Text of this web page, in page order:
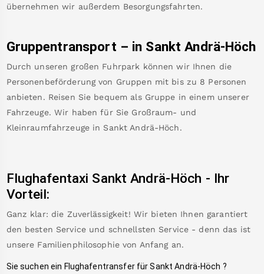
übernehmen wir außerdem Besorgungsfahrten.
Gruppentransport – in Sankt Andrä-Höch
Durch unseren großen Fuhrpark können wir Ihnen die
Personenbeförderung von Gruppen mit bis zu 8 Personen
anbieten. Reisen Sie bequem als Gruppe in einem unserer
Fahrzeuge. Wir haben für Sie Großraum- und
Kleinraumfahrzeuge in Sankt Andrä-Höch.
Flughafentaxi Sankt Andrä-Höch - Ihr
Vorteil:
Ganz klar: die Zuverlässigkeit! Wir bieten Ihnen garantiert
den besten Service und schnellsten Service - denn das ist
unsere Familienphilosophie von Anfang an.
Sie suchen ein Flughafentransfer für Sankt Andrä-Höch ?